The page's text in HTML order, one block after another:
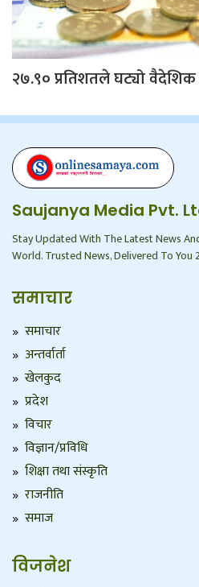
२७.९० प्रतिशतले घट्यो वैदेशिक
Saujanya Media Pvt.
Stay Updated With The Latest News
World. Trusted News, Delivered To You
समाचार
समाचार
अन्तर्वार्ता
खेलकुद
प्रदेश
विचार
विज्ञान/प्रविधि
शिक्षा तथा संस्कृति
राजनीति
समाज
विजनेश